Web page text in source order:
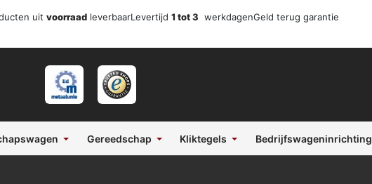
uit voorraad leverbaarLevertijd 1 tot 3 werkdagenGeld terug garantie
Gereedschap Kliktegels Bedrijfswageninrichting